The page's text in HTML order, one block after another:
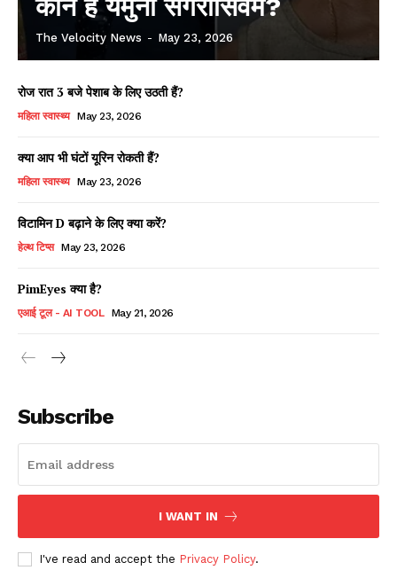
कौन हैं यमुना संगरासिवम?
The Velocity News - May 23, 2026
रोज रात 3 बजे पेशाब के लिए उठती हैं?
महिला स्वास्थ्य May 23, 2026
क्या आप भी घंटों यूरिन रोकती हैं?
महिला स्वास्थ्य May 23, 2026
विटामिन D बढ़ाने के लिए क्या करें?
हेल्थ टिप्स May 23, 2026
PimEyes क्या है?
एआई टूल - AI TOOL May 21, 2026
Subscribe
I WANT IN
I've read and accept the Privacy Policy.